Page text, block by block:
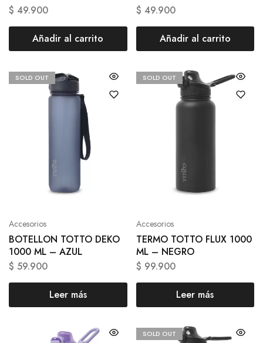
$ 49.900
Añadir al carrito
$ 49.900
Añadir al carrito
SOLD OUT
Accesorios
BOTELLON TOTTO DEKO
1000 ML – AZUL
$ 59.900
Leer más
SOLD OUT
Accesorios
TERMO TOTTO FLUX 1000
ML – NEGRO
$ 99.900
Leer más
SOLD OUT